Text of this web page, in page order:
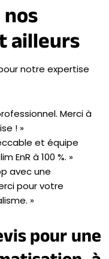
ailleurs
notre expertise
Merci à
! »
et équipe
EnR à 100 %. »
avec une
pour votre
»
pour une